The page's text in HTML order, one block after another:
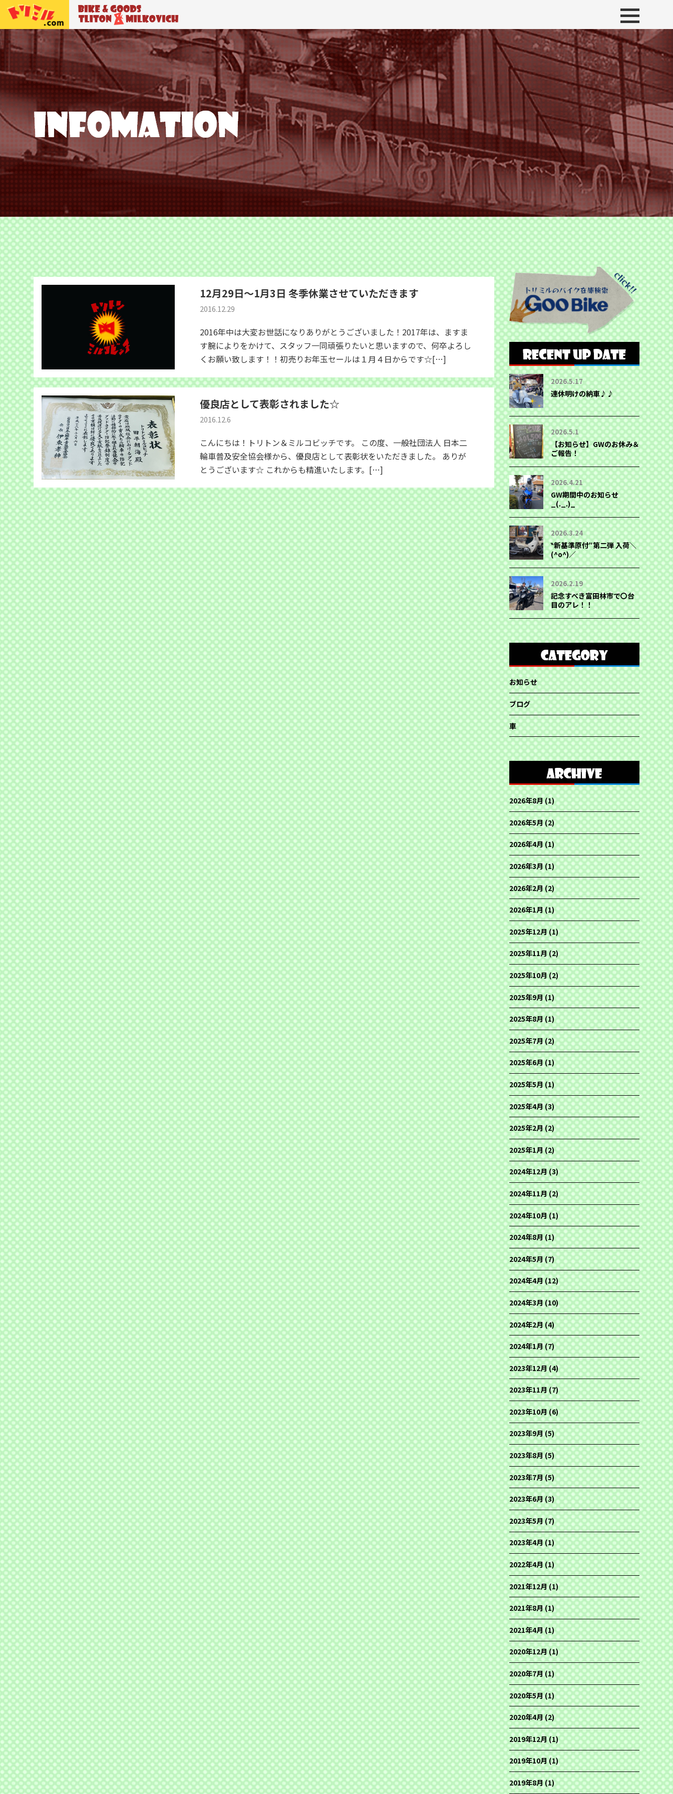
トリトン＆ミルコビッチ
12月29日〜1月3日 冬季休業させていただきます
2016.12.29
2016年中は大変お世話になりありがとうございました！2017年は、ますま
す腕によりをかけて、スタッフ一同頑張りたいと思いますので、何卒よろし
くお願い致します！！初売りお年玉セールは１月４日からです☆[…]
優良店として表彰されました☆
2016.12.6
こんにちは！トリトン＆ミルコビッチです。 この度、一般社団法人 日本二
輪車普及安全協会様から、優良店として表彰状をいただきました。 ありが
とうございます☆ これからも精進いたします。[…]
2026.5.17
連休明けの納車♪♪
2026.5.1
【お知らせ】GWのお休み＆
ご報告！
2026.4.21
GW期間中のお知らせ
_(._.)_
2026.3.24
‶新基準原付″第二弾 入荷＼
(^o^)／
2026.2.19
記念すべき富田林市で〇台
目のアレ！！
お知らせ
ブログ
車
2026年8月(1)
2026年5月(2)
2026年4月(1)
2026年3月(1)
2026年2月(2)
2026年1月(1)
2025年12月(1)
2025年11月(2)
2025年10月(2)
2025年9月(1)
2025年8月(1)
2025年7月(2)
2025年6月(1)
2025年5月(1)
2025年4月(3)
2025年2月(2)
2025年1月(2)
2024年12月(3)
2024年11月(2)
2024年10月(1)
2024年8月(1)
2024年5月(7)
2024年4月(12)
2024年3月(10)
2024年2月(4)
2024年1月(7)
2023年12月(4)
2023年11月(7)
2023年10月(6)
2023年9月(5)
2023年8月(5)
2023年7月(5)
2023年6月(3)
2023年5月(7)
2023年4月(1)
2022年4月(1)
2021年12月(1)
2021年8月(1)
2021年4月(1)
2020年12月(1)
2020年7月(1)
2020年5月(1)
2020年4月(2)
2019年12月(1)
2019年10月(1)
2019年8月(1)